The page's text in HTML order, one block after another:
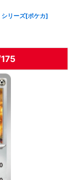
シリーズ[ポケカ]